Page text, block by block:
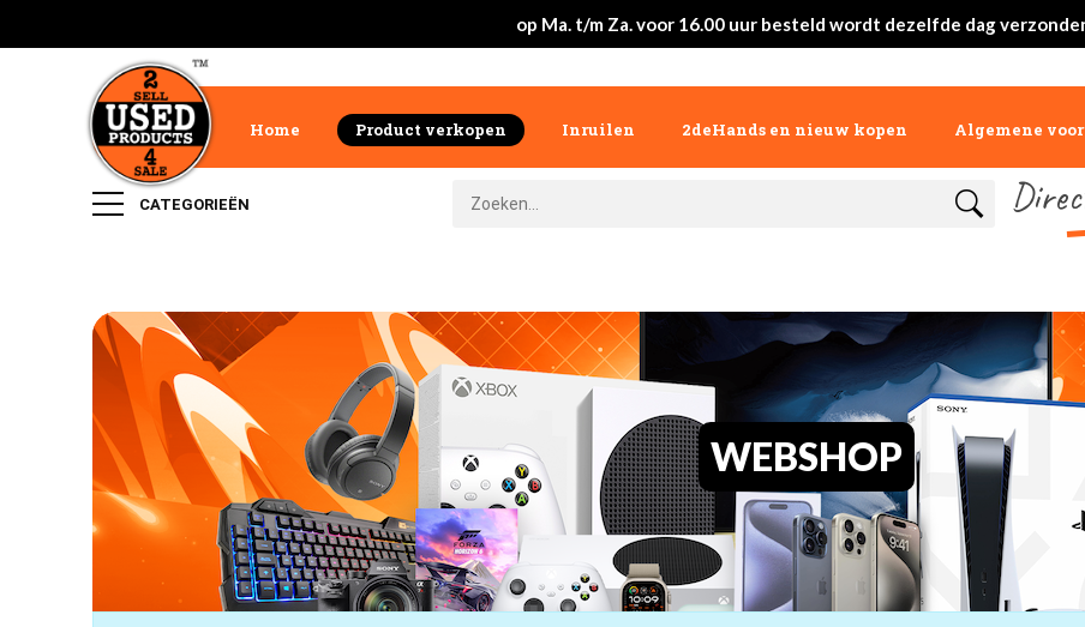
op Ma. t/m Za. voor 16.00 uur besteld wordt dezelfde dag
Home Product verkopen Inruilen 2deHands en nieuw kopen Algemene
CATEGORIEËN
WEBSHOP